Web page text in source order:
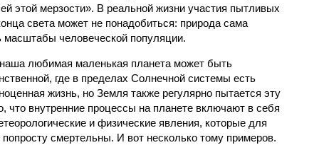
этой мерзости». В реальной жизни участия пытливых
света может не понадобиться: природа сама
масштабы человеческой популяции.
любимая маленькая планета может быть
где в пределах Солнечной системы есть
жизнь, но Земля также регулярно пытается эту
что внутренние процессы на планете включают в себя
и физические явления, которые для
смертельны. И вот несколько тому примеров.